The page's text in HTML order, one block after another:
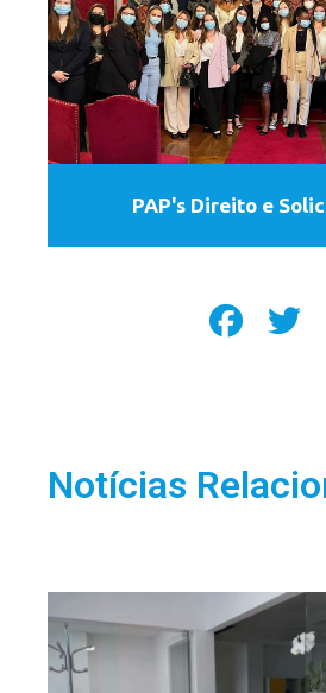
PAP's Direito e
Notícias